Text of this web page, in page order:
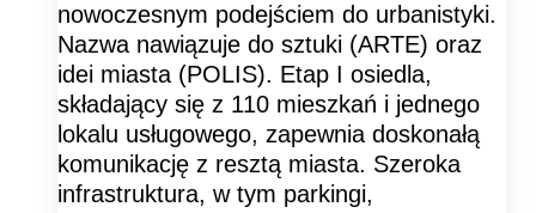
nowoczesnym podejściem do urbanistyki.
Nazwa nawiązuje do sztuki (ARTE) oraz
idei miasta (POLIS). Etap I osiedla,
składający się z 110 mieszkań i jednego
lokalu usługowego, zapewnia doskonałą
komunikację z resztą miasta. Szeroka
infrastruktura, w tym parkingi,